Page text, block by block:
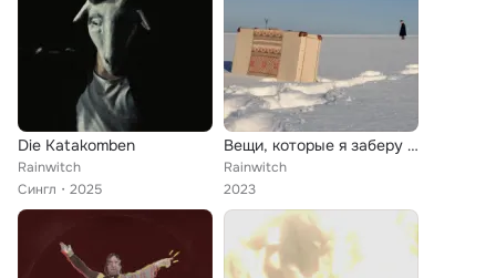
Die Katakomben
Rainwitch
Сингл
2025
Вещи, которые я заберу с собой
Rainwitch
2023